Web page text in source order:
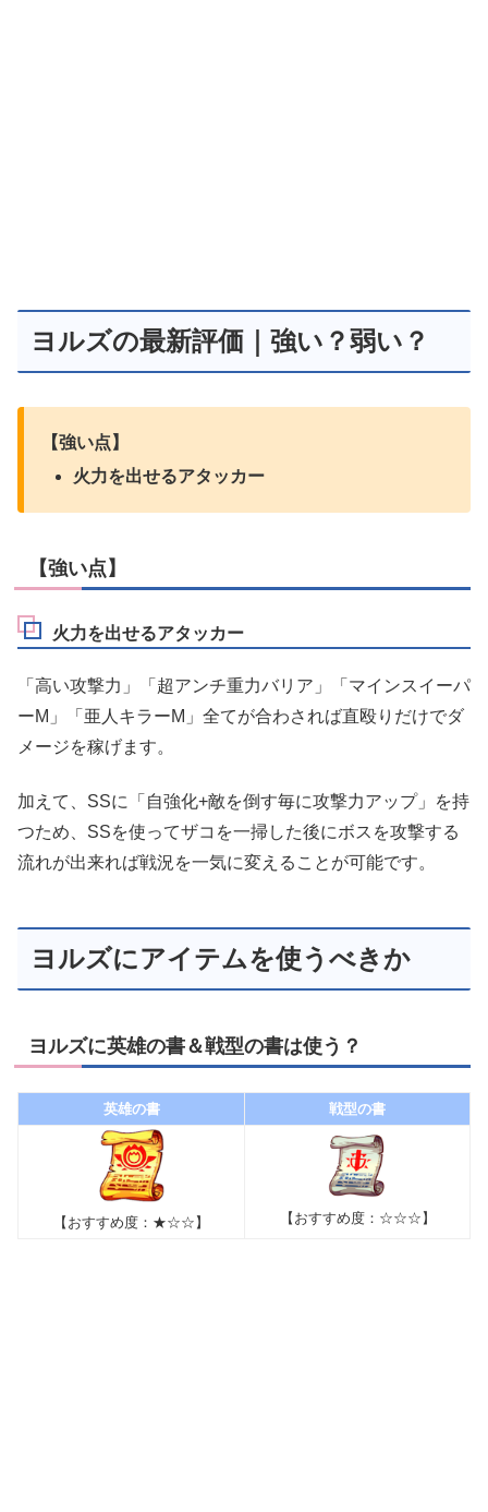
ヨルズの最新評価｜強い？弱い？
【強い点】
火力を出せるアタッカー
【強い点】
火力を出せるアタッカー
「高い攻撃力」「超アンチ重力バリア」「マインスイーパ
ーM」「亜人キラーM」全てが合わされば直殴りだけでダ
メージを稼げます。
加えて、SSに「自強化+敵を倒す毎に攻撃力アップ」を持
つため、SSを使ってザコを一掃した後にボスを攻撃する
流れが出来れば戦況を一気に変えることが可能です。
ヨルズにアイテムを使うべきか
ヨルズに英雄の書＆戦型の書は使う？
英雄の書 戦型の書
【おすすめ度：★☆☆】 【おすすめ度：☆☆☆】